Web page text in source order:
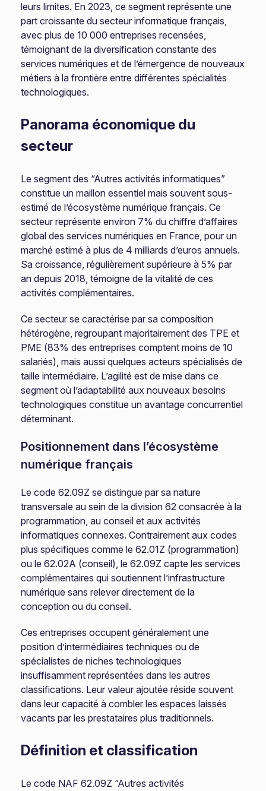
leurs limites. En 2023, ce segment représente une
part croissante du secteur informatique français,
avec plus de 10 000 entreprises recensées,
témoignant de la diversification constante des
services numériques et de l’émergence de nouveaux
métiers à la frontière entre différentes spécialités
technologiques.
Panorama économique du
secteur
Le segment des “Autres activités informatiques”
constitue un maillon essentiel mais souvent sous-
estimé de l’écosystème numérique français. Ce
secteur représente environ 7% du chiffre d’affaires
global des services numériques en France, pour un
marché estimé à plus de 4 milliards d’euros annuels.
Sa croissance, régulièrement supérieure à 5% par
an depuis 2018, témoigne de la vitalité de ces
activités complémentaires.
Ce secteur se caractérise par sa composition
hétérogène, regroupant majoritairement des TPE et
PME (83% des entreprises comptent moins de 10
salariés), mais aussi quelques acteurs spécialisés de
taille intermédiaire. L’agilité est de mise dans ce
segment où l’adaptabilité aux nouveaux besoins
technologiques constitue un avantage concurrentiel
déterminant.
Positionnement dans l’écosystème
numérique français
Le code 62.09Z se distingue par sa nature
transversale au sein de la division 62 consacrée à la
programmation, au conseil et aux activités
informatiques connexes. Contrairement aux codes
plus spécifiques comme le 62.01Z (programmation)
ou le 62.02A (conseil), le 62.09Z capte les services
complémentaires qui soutiennent l’infrastructure
numérique sans relever directement de la
conception ou du conseil.
Ces entreprises occupent généralement une
position d’intermédiaires techniques ou de
spécialistes de niches technologiques
insuffisamment représentées dans les autres
classifications. Leur valeur ajoutée réside souvent
dans leur capacité à combler les espaces laissés
vacants par les prestataires plus traditionnels.
Définition et classification
Le code NAF 62.09Z “Autres activités